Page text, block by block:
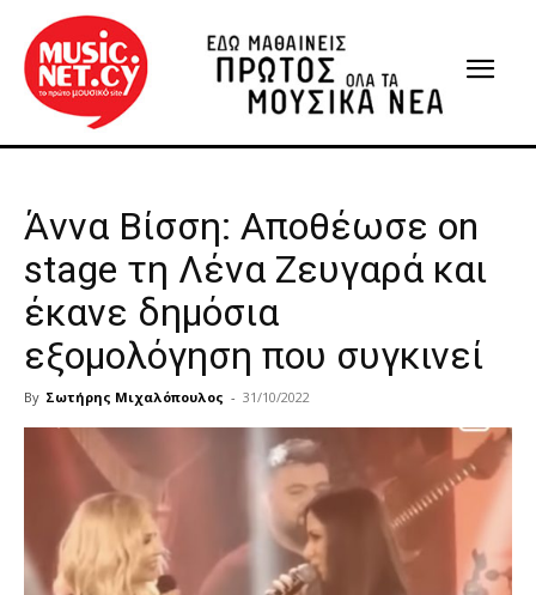
Άννα Βίσση: Αποθέωσε on
stage τη Λένα Ζευγαρά και
έκανε δημόσια
εξομολόγηση που συγκινεί
By Σωτήρης Μιχαλόπουλος - 31/10/2022